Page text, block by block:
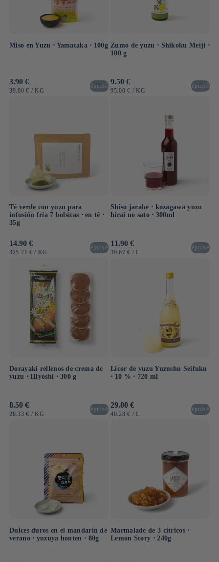
Miso en Yuzu ⋅ Yamataka ⋅ 100g
Precio
habitual
3.90 €
PRECIO
39.00 € / POR
KG
épuisé
Zumo de yuzu ⋅ Shikoku Meiji ⋅
100 g
Precio
habitual
9.50 €
PRECIO
95.00 € / POR
KG
épuisé
Té verde con yuzu para
infusión fría 7 bolsitas ⋅ en té ⋅
35g
Precio
habitual
14.90 €
PRECIO
425.71 € / POR
KG
épuisé
Shiso jarabe ⋅ kozagawa yuzu
hirai no sato ⋅ 300ml
Precio
habitual
11.90 €
PRECIO
39.67 € / POR
L
épuisé
Dorayaki rellenos de crema de
yuzu ⋅ Hiyoshi ⋅ 300 g
Precio
habitual
8.50 €
PRECIO
28.33 € / POR
KG
épuisé
Licor de yuzu Yuzushu Seifuku
⋅ 10 % ⋅ 720 ml
Precio
habitual
29.00 €
PRECIO
40.28 € / POR
L
épuisé
Dulces duros en el mandarín de
verano ⋅ yuzuya honten ⋅ 80g
Marmalade de 3 cítricos ⋅
Lemon Story ⋅ 240g